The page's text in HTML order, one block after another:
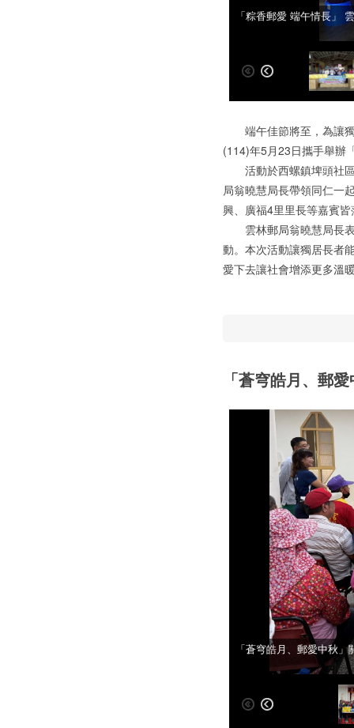
「粽香郵愛 端午情長」
「粽香郵愛 端午情長」
端午佳節將至，為讓獨
(114)年5月23日攜手舉辦
活動於西螺鎮埤頭社區
局翁曉慧局長帶領同仁一
興、廣福4里里長等嘉賓
雲林郵局翁曉慧局長表
動。本次活動讓獨居長者
愛下去讓社會增添更多溫
「蒼穹皓月、郵
「蒼穹皓月、郵愛中秋
「蒼穹皓月、郵愛中秋